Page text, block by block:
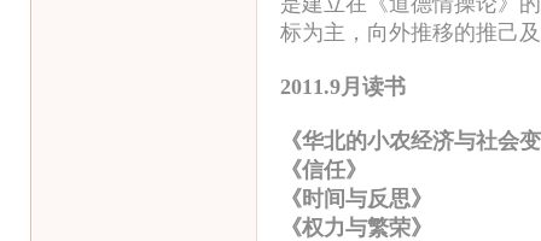
标为主，向外推移的推己
2011.9月读书
《华北的小农经济与社会
《信任》
《时间与反思
《权力与繁荣